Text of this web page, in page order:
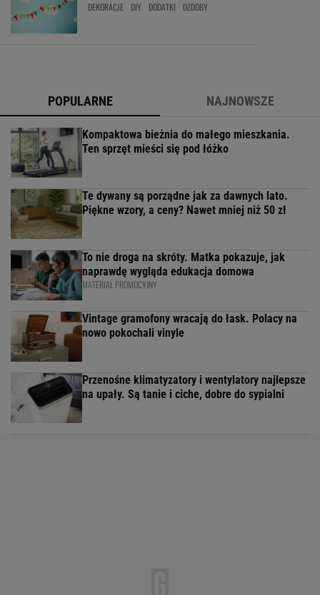
DEKORACJE DIY DODATKI OZDOBY
POPULARNE NAJNOWSZE
Kompaktowa bieżnia do małego mieszkania.
Ten sprzęt mieści się pod łóżko
Te dywany są porządne jak za dawnych lato.
Piękne wzory, a ceny? Nawet mniej niż 50 zł
To nie droga na skróty. Matka pokazuje, jak
naprawdę wygląda edukacja domowa
MATERIAŁ PROMOCYJNY
Vintage gramofony wracają do łask. Polacy na
nowo pokochali vinyle
Przenośne klimatyzatory i wentylatory najlepsze
na upały. Są tanie i ciche, dobre do sypialni